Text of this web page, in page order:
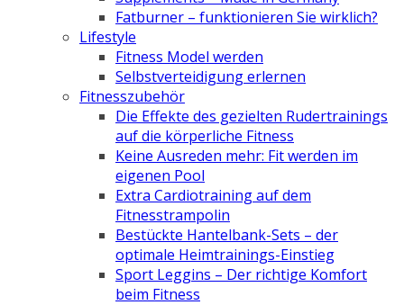
Fatburner – funktionieren Sie wirklich?
Lifestyle
Fitness Model werden
Selbstverteidigung erlernen
Fitnesszubehör
Die Effekte des gezielten Rudertrainings
auf die körperliche Fitness
Keine Ausreden mehr: Fit werden im
eigenen Pool
Extra Cardiotraining auf dem
Fitnesstrampolin
Bestückte Hantelbank-Sets – der
optimale Heimtrainings-Einstieg
Sport Leggins – Der richtige Komfort
beim Fitness